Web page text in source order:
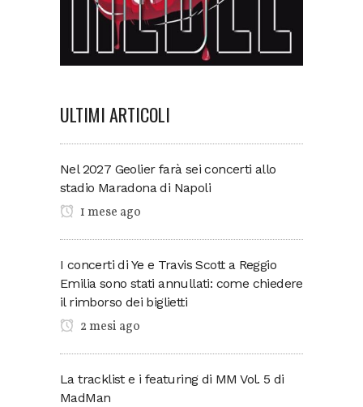
ULTIMI ARTICOLI
Nel 2027 Geolier farà sei concerti allo
stadio Maradona di Napoli
1 mese ago
I concerti di Ye e Travis Scott a Reggio
Emilia sono stati annullati: come chiedere
il rimborso dei biglietti
2 mesi ago
La tracklist e i featuring di MM Vol. 5 di
MadMan